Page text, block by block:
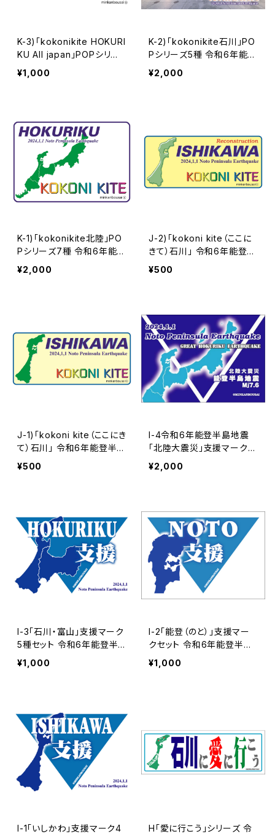
K-3)「kokonikite HOKURI
KU All japan」POPシリー
ズ2種 令和6年能登半島地
震チャリティー支援データ
¥1,000
K-2)「kokonikite石川」PO
Pシリーズ5種 令和6年能登
半島地震チャリティー支援
データー | 民間防災
¥2,000
K-1)「kokonikite北陸」PO
Pシリーズ7種 令和6年能登
半島地震チャリティー支援
データー | 民間防災
¥2,000
J-2)「kokoni kite（ここに
きて）石川」 令和6年能登半
島地震チャリティーデータ
¥500
J-1)「kokoni kite（ここにき
て）石川」 令和6年能登半島
地震チャリティーデーター |
¥500
I-4令和6年能登半島地震
「北陸大震災」支援マーク4
デザイン A4&A5サイズ チャ
リティーマークデーター |
¥2,000
I-3「石川・富山」支援マーク
5種セット 令和6年能登半
島地震チャリティーマーク
データー | 民間防災
¥1,000
I-2「能登（のと）」支援マー
クセット 令和6年能登半島
事象チャリティーマークデ
ーター | 民間防災
¥1,000
I-1「いしかわ」支援マーク4
H「愛に行こう」シリーズ 令